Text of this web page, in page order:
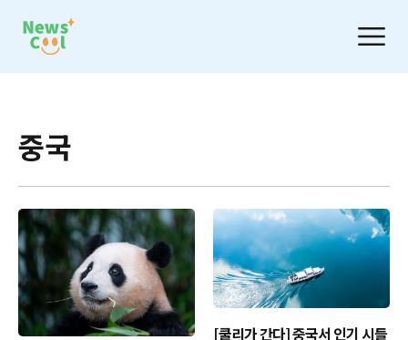
중국
[쿨리가 간다] 중국서 인기 시들